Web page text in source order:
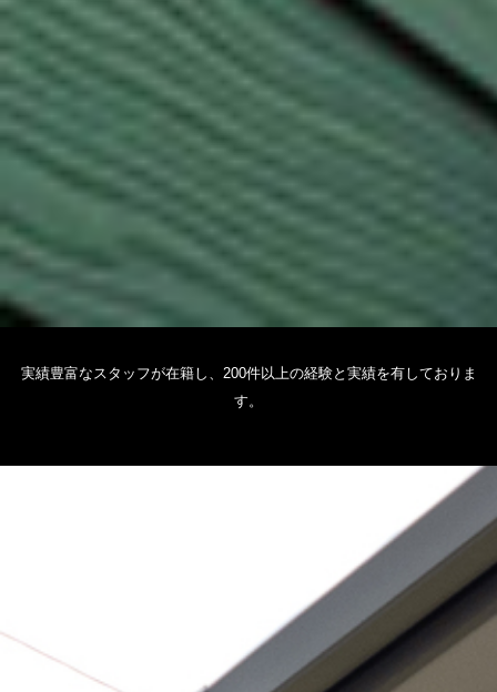
実績豊富なスタッフが在籍し、200件以上の経験と実績を有しておりま
す。